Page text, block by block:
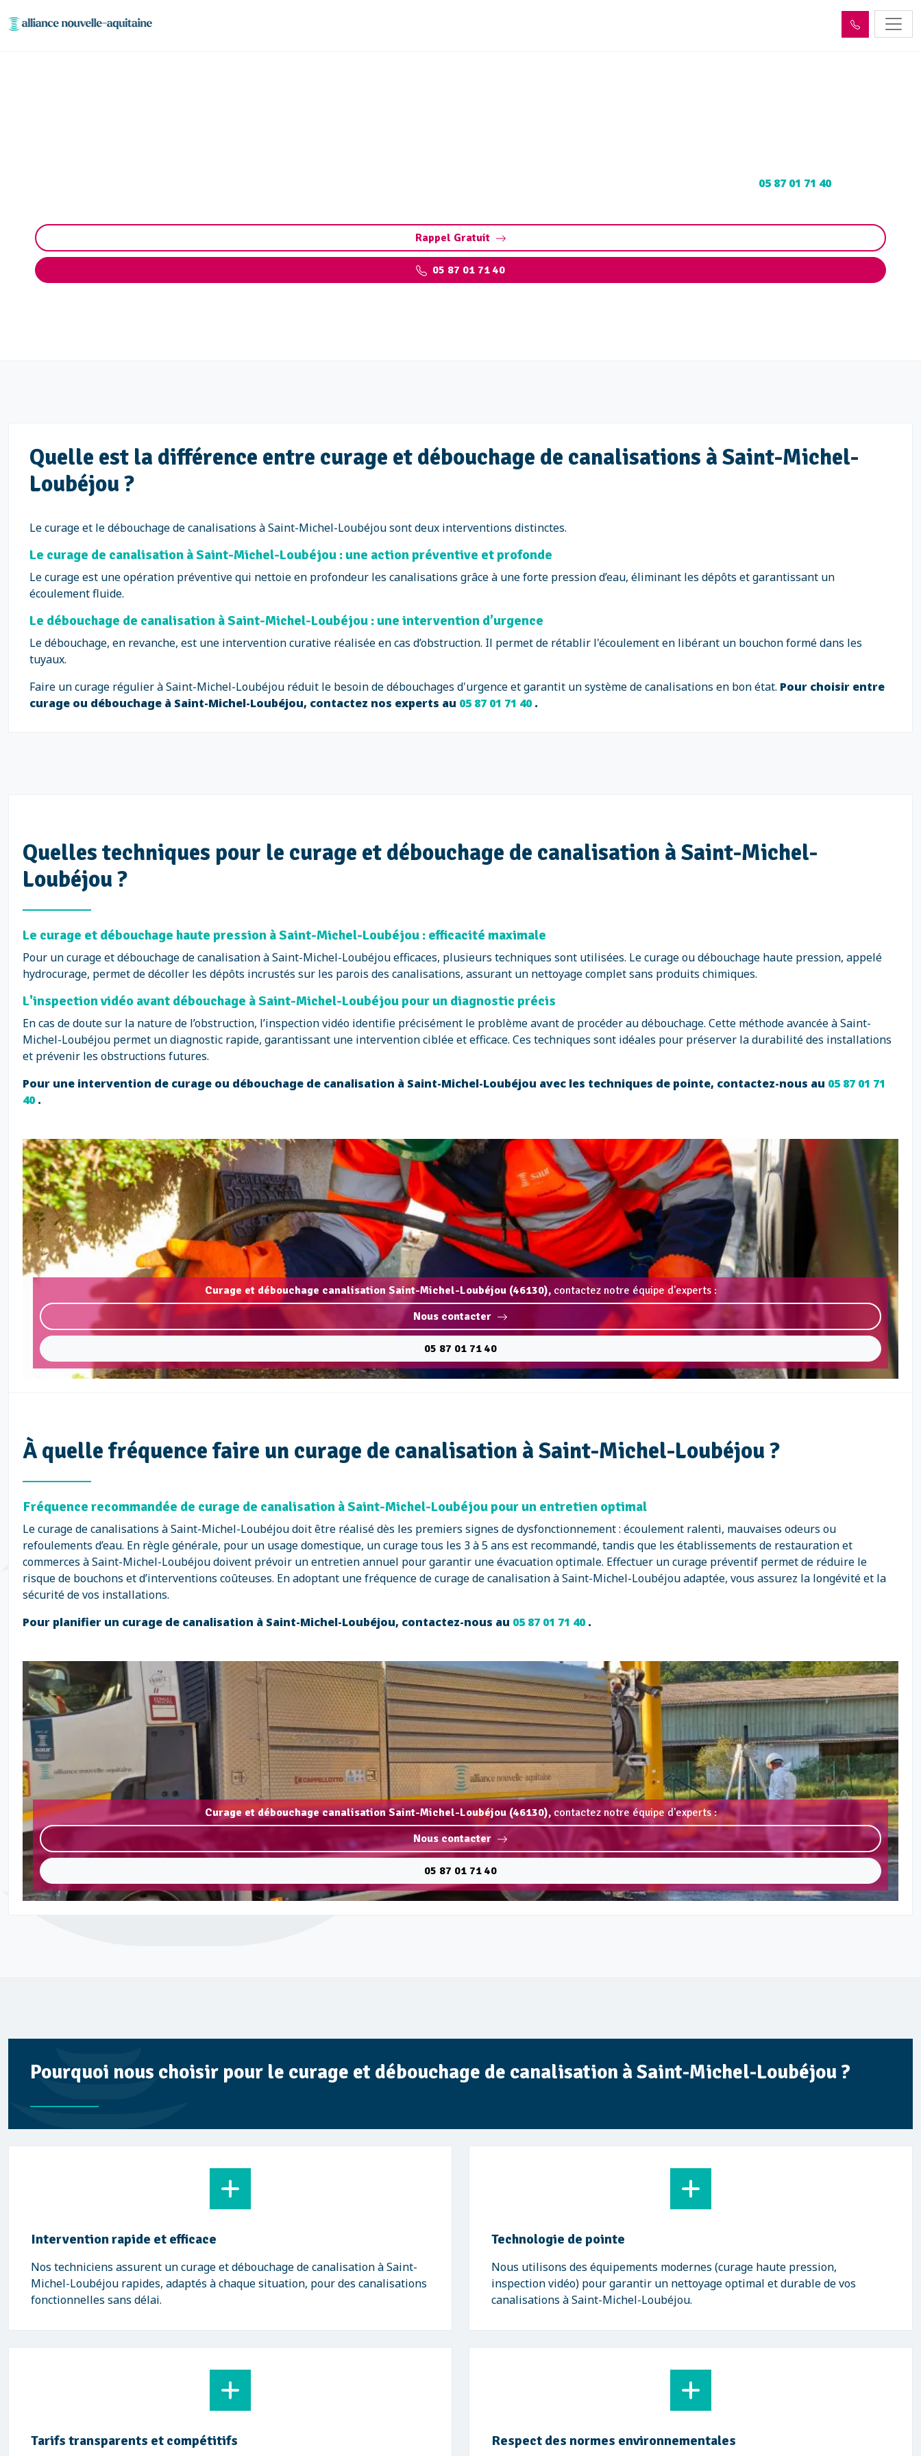
05 87 01 71 40
Rappel Gratuit
05 87 01 71 40
Quelle est la différence entre curage et débouchage de canalisations à Saint-Michel-
Loubéjou ?
Le curage et le débouchage de canalisations à Saint-Michel-Loubéjou sont deux interventions distinctes.
Le curage de canalisation à Saint-Michel-Loubéjou : une action préventive et profonde
Le curage est une opération préventive qui nettoie en profondeur les canalisations grâce à une forte pression d’eau, éliminant les dépôts et garantissant un
écoulement fluide.
Le débouchage de canalisation à Saint-Michel-Loubéjou : une intervention d’urgence
Le débouchage, en revanche, est une intervention curative réalisée en cas d’obstruction. Il permet de rétablir l'écoulement en libérant un bouchon formé dans les
tuyaux.
Faire un curage régulier à Saint-Michel-Loubéjou réduit le besoin de débouchages d'urgence et garantit un système de canalisations en bon état. Pour choisir entre
curage ou débouchage à Saint-Michel-Loubéjou, contactez nos experts au 05 87 01 71 40.
Quelles techniques pour le curage et débouchage de canalisation à Saint-Michel-
Loubéjou ?
Le curage et débouchage haute pression à Saint-Michel-Loubéjou : efficacité maximale
Pour un curage et débouchage de canalisation à Saint-Michel-Loubéjou efficaces, plusieurs techniques sont utilisées. Le curage ou débouchage haute pression, appelé
hydrocurage, permet de décoller les dépôts incrustés sur les parois des canalisations, assurant un nettoyage complet sans produits chimiques.
L'inspection vidéo avant débouchage à Saint-Michel-Loubéjou pour un diagnostic précis
En cas de doute sur la nature de l’obstruction, l’inspection vidéo identifie précisément le problème avant de procéder au débouchage. Cette méthode avancée à Saint-
Michel-Loubéjou permet un diagnostic rapide, garantissant une intervention ciblée et efficace. Ces techniques sont idéales pour préserver la durabilité des installations
et prévenir les obstructions futures.
Pour une intervention de curage ou débouchage de canalisation à Saint-Michel-Loubéjou avec les techniques de pointe, contactez-nous au 05 87 01 71
40.
Curage et débouchage canalisation Saint-Michel-Loubéjou (46130), contactez notre équipe d'experts :
Nous contacter
05 87 01 71 40
À quelle fréquence faire un curage de canalisation à Saint-Michel-Loubéjou ?
Fréquence recommandée de curage de canalisation à Saint-Michel-Loubéjou pour un entretien optimal
Le curage de canalisations à Saint-Michel-Loubéjou doit être réalisé dès les premiers signes de dysfonctionnement : écoulement ralenti, mauvaises odeurs ou
refoulements d’eau. En règle générale, pour un usage domestique, un curage tous les 3 à 5 ans est recommandé, tandis que les établissements de restauration et
commerces à Saint-Michel-Loubéjou doivent prévoir un entretien annuel pour garantir une évacuation optimale. Effectuer un curage préventif permet de réduire le
risque de bouchons et d’interventions coûteuses. En adoptant une fréquence de curage de canalisation à Saint-Michel-Loubéjou adaptée, vous assurez la longévité et la
sécurité de vos installations.
Pour planifier un curage de canalisation à Saint-Michel-Loubéjou, contactez-nous au 05 87 01 71 40.
Curage et débouchage canalisation Saint-Michel-Loubéjou (46130), contactez notre équipe d'experts :
Nous contacter
05 87 01 71 40
Pourquoi nous choisir pour le curage et débouchage de canalisation à Saint-Michel-Loubéjou ?
Intervention rapide et efficace
Nos techniciens assurent un curage et débouchage de canalisation à Saint-
Michel-Loubéjou rapides, adaptés à chaque situation, pour des canalisations
fonctionnelles sans délai.
Technologie de pointe
Nous utilisons des équipements modernes (curage haute pression,
inspection vidéo) pour garantir un nettoyage optimal et durable de vos
canalisations à Saint-Michel-Loubéjou.
Tarifs transparents et compétitifs Respect des normes environnementales